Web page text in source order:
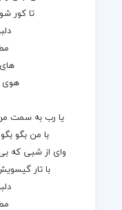
تا کور
هوی
یا رب به سمت
با من بگو
وای از شبی که
با تار